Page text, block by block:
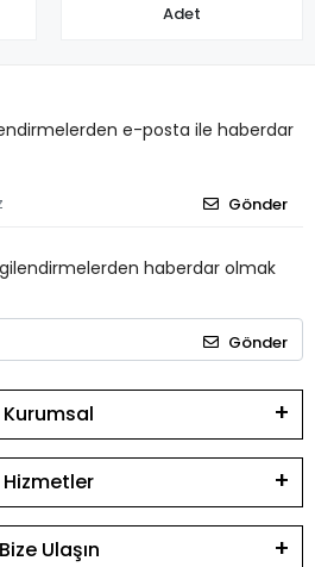
Adet
e-posta ile haberdar
Gönder
haberdar olmak
Gönder
Kurumsal
Hizmetler
Bize Ulaşın